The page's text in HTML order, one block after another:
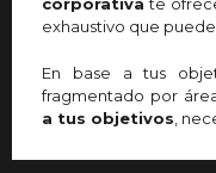
exhaustivo que
En base a tus
fragmentado por
a tus objetivos ,